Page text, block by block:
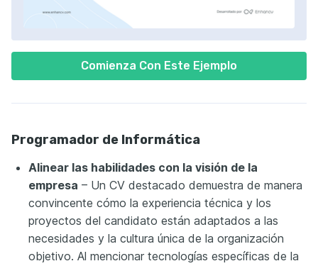
Comienza Con Este Ejemplo
Programador de Informática
Alinear las habilidades con la visión de la
empresa – Un CV destacado demuestra de manera
convincente cómo la experiencia técnica y los
proyectos del candidato están adaptados a las
necesidades y la cultura única de la organización
objetivo. Al mencionar tecnologías específicas de la